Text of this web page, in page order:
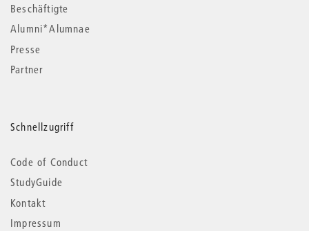
Beschäftigte
Alumni*Alumnae
Presse
Partner
Schnellzugriff
Code of Conduct
StudyGuide
Kontakt
Impressum